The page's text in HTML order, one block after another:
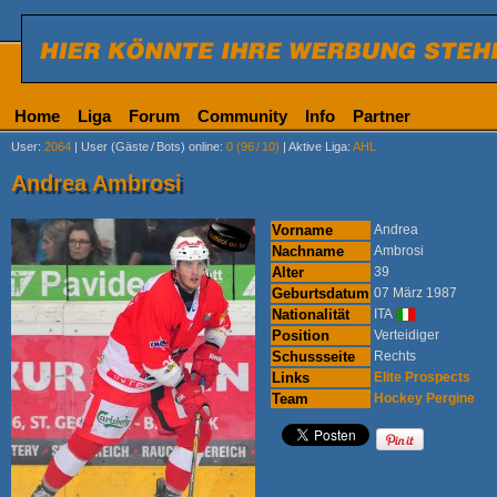
Home Liga Forum Community Info Partner
User: 2064 | User (Gäste/ Bots) online: 0 (96/ 10) | Aktive Liga: AHL
Andrea Ambrosi
Vorname Andrea
Nachname Ambrosi
Alter 39
Geburtsdatum 07 März 1987
Nationalität ITA
Position Verteidiger
Schussseite Rechts
Links Elite Prospects
Team Hockey Pergine